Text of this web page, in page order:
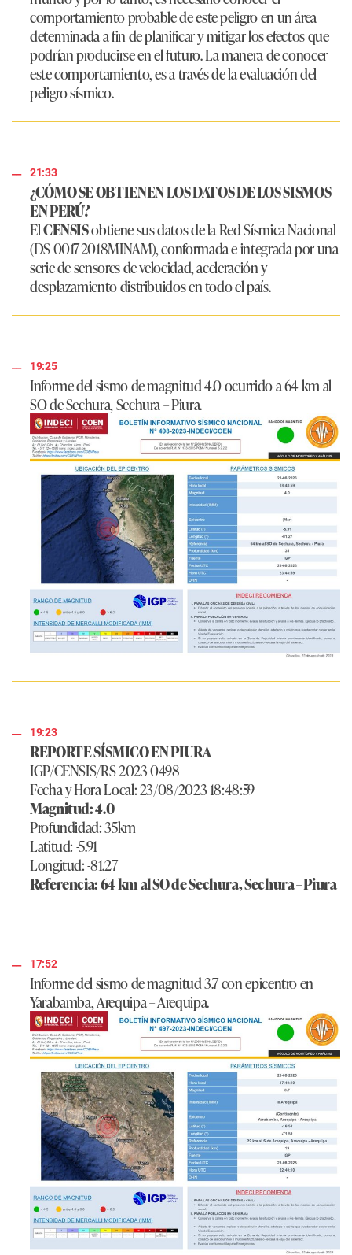
comportamiento probable de este peligro en un área
determinada a fin de planificar y mitigar los efectos que
podrían producirse en el futuro. La manera de conocer
este comportamiento, es a través de la evaluación del
peligro sísmico.
21:33
¿CÓMO SE OBTIENEN LOS DATOS DE LOS SISMOS
EN PERÚ?
ElCENSISobtiene sus datos de la Red Sísmica Nacional
(DS-0017-2018MINAM), conformada e integrada por una
serie de sensores de velocidad, aceleración y
desplazamiento distribuidos en todo el país.
19:25
Informe del sismo de magnitud 4.0 ocurrido a 64 km al
SO de Sechura, Sechura – Piura.
19:23
REPORTE SÍSMICO EN PIURA
IGP/CENSIS/RS 2023-0498
Fecha y Hora Local: 23/08/2023 18:48:59
Magnitud: 4.0
Profundidad: 35km
Latitud: -5.91
Longitud: -81.27
Referencia: 64 km al SO de Sechura, Sechura – Piura
17:52
Informe del sismo de magnitud 3.7 con epicentro en
Yarabamba, Arequipa – Arequipa.